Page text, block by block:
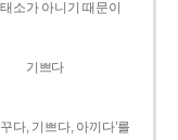
소가 아니기 때문이
기쁘다
다, 기쁘다, 아끼다’를